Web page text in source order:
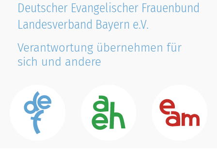
Deutscher Evangelischer Frauenbund
Landesverband Bayern e.V.
Verantwortung übernehmen für
sich und andere